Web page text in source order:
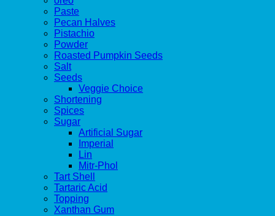
Paste
Pecan Halves
Pistachio
Powder
Roasted Pumpkin Seeds
Salt
Seeds
Veggie Choice
Shortening
Spices
Sugar
Artificial Sugar
Imperial
Lin
Mitr-Phol
Tart Shell
Tartaric Acid
Topping
Xanthan Gum